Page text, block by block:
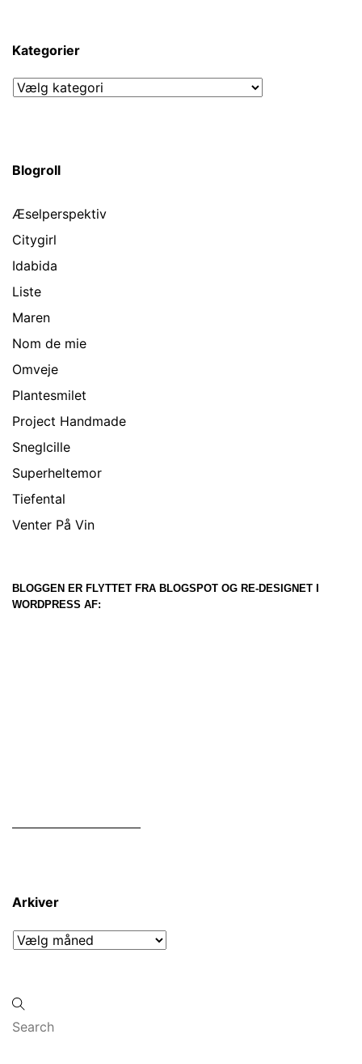
Kategorier
Kategorier
Blogroll
Æselperspektiv
Citygirl
Idabida
Liste
Maren
Nom de mie
Omveje
Plantesmilet
Project Handmade
Sneglcille
Superheltemor
Tiefental
Venter På Vin
BLOGGEN ER FLYTTET FRA BLOGSPOT OG RE-DESIGNET I
WORDPRESS AF:
Arkiver
Arkiver